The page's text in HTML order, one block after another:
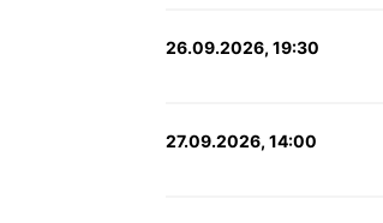
26.09.2026, 19:30
27.09.2026, 14:00